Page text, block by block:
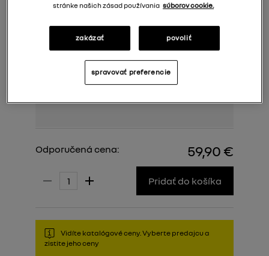
Odporučená cena: 59,90 €
Pridať do košíka
Vidíte katalógové ceny. Vyberte predajcu a
zistite jeho ceny
stránke našich zásad používania súborov cookie.
zakázať povoliť
spravovať preferencie